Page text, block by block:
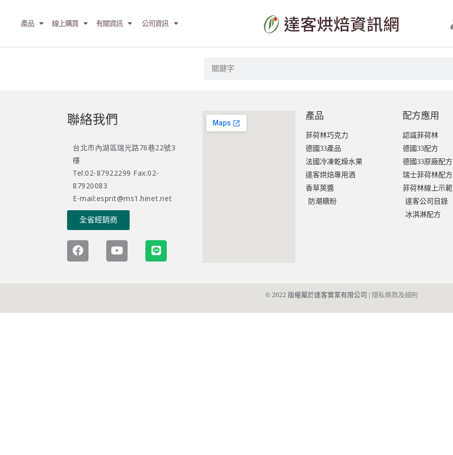
產品 線上購買 有關資訊 公司資訊
聯絡我們
台北市內湖區瑞光路76巷22號3
樓
Tel:02-87922299 Fax:02-
87920083
E-mail:esprit@ms1.hinet.net
全省經銷商
產品
菲荷林巧克力
德國33產品
法國冷凍乾燥水果
達客烘焙專用酒
香草莢醬
防潮糖粉
配方應用
認識菲荷林
德國33配方
德國33原廠配方
瑞士菲荷林配方
菲荷林線上示範
達客公司目錄
冰淇淋配方
© 2022 版權屬於達客實業有限公司 | 隱私條款及細則